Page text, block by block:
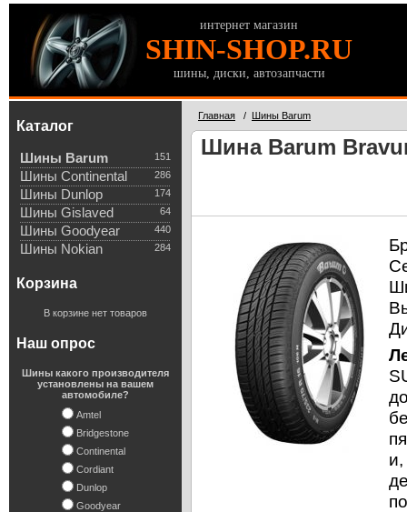
интернет магазин
SHIN-SHOP.RU
шины, диски, автозапчасти
Каталог
151
Шины Barum
286
Шины Continental
174
Шины Dunlop
64
Шины Gislaved
440
Шины Goodyear
284
Шины Nokian
Корзина
В корзине нет товаров
Наш опрос
Шины какого производителя
установлены на вашем
автомобиле?
Amtel
Bridgestone
Continental
Cordiant
Dunlop
Goodyear
Главная / Шины Barum
Шина Barum